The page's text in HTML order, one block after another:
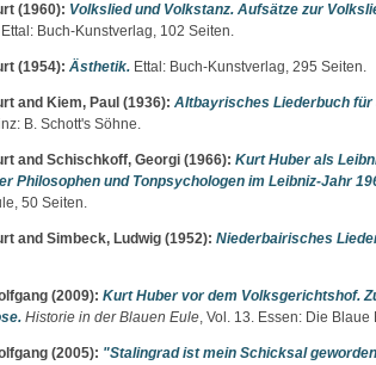
(1960): Volkslied und Volkstanz. Aufsätze zur
Ettal: Buch-Kunstverlag, 102 Seiten.
(1954): Ästhetik. Ettal: Buch-Kunstverlag, 295 Seiten.
and Kiem, Paul (1936): Altbayrisches Liederbuch für
B. Schott's Söhne.
and Schischkoff, Georgi (1966): Kurt Huber als
Philosophen und Tonpsychologen im Leibniz-Jahr
50 Seiten.
and Simbeck, Ludwig (1952): Niederbairisches
(2009): Kurt Huber vor dem Volksgerichtshof.
Historie in der Blauen Eule, Vol. 13. Essen: Die Blaue
(2005): "Stalingrad ist mein Schicksal